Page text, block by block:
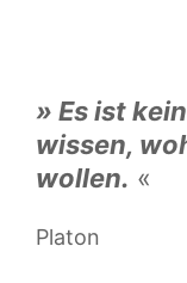
» Es ist
wissen,
wollen. «
Platon